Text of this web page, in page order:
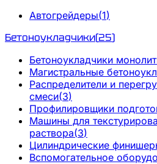
Автогрейдеры(1)
Бетоноукладчики(25)
Бетоноукладчики
Магистральные
Распределители и
смеси(3)
Профилировщики
Машины для
раствора(3)
Цилиндрические
Вспомогательное